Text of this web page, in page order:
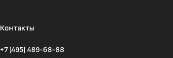
Контакты
+7 (495) 489-68-88